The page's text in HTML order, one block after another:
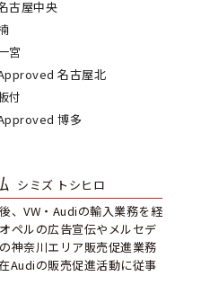
古屋中央
宮
名古屋北
付
博多
シミズ トシヒロ
、VW・Audiの輸入業務を経
ペルの広告宣伝やメルセデ
神奈川エリア販売促進業務
Audiの販売促進活動に従事